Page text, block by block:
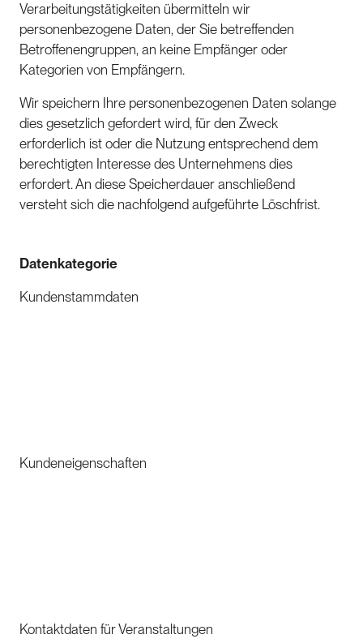
Verarbeitungstätigkeiten übermitteln wir
personenbezogene Daten, der Sie betreffenden
Betroffenengruppen, an keine Empfänger oder
Kategorien von Empfängern.
Wir speichern Ihre personenbezogenen Daten solange
dies gesetzlich gefordert wird, für den Zweck
erforderlich ist oder die Nutzung entsprechend dem
berechtigten Interesse des Unternehmens dies
erfordert. An diese Speicherdauer anschließend
versteht sich die nachfolgend aufgeführte Löschfrist.
Datenkategorie
Kundenstammdaten
Kundeneigenschaften
Kontaktdaten für Veranstaltungen